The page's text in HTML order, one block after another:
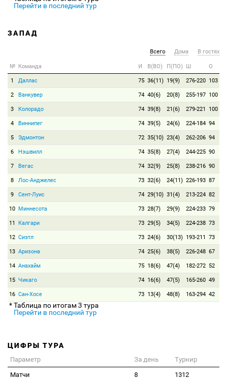
Перейти в последний тур
ЗАПАД
Всего Дома В гостях
№ Команда И В(ВО) П(ПО) Ш О
1 Даллас 75 36(11) 19(9) 276-220 103
2 Ванкувер 74 40(6) 20(8) 255-197 100
3 Колорадо 74 39(8) 21(6) 279-221 100
4 Виннипег 74 39(5) 24(6) 224-184 94
5 Эдмонтон 72 35(10) 23(4) 262-206 94
6 Нэшвилл 74 35(8) 27(4) 244-225 90
7 Вегас 74 32(9) 25(8) 238-216 90
8 Лос-Анджелес 73 32(6) 24(11) 226-193 87
9 Сент-Луис 74 29(10) 31(4) 213-224 82
10 Миннесота 73 28(7) 29(9) 224-233 79
11 Калгари 73 29(5) 34(5) 224-238 73
12 Сиэтл 73 24(6) 30(13) 193-211 73
13 Аризона 74 25(6) 38(5) 226-248 67
14 Анахайм 75 18(6) 47(4) 182-272 52
15 Чикаго 74 16(6) 47(5) 165-260 49
16 Сан-Хосе 73 13(4) 48(8) 163-294 42
* Таблица по итогам 3 тура
Перейти в последний тур
ЦИФРЫ ТУРА
Параметр За день
Турнир
Матчи
8
1312